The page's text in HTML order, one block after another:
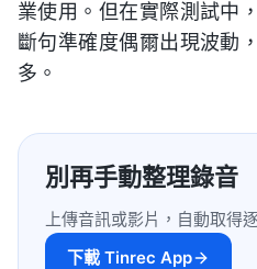
業使用。但在實際測試中
斷句準確度偶爾出現波動
多。
別再手動整理錄音
上傳音訊或影片，自動取得
下載 Tinrec App